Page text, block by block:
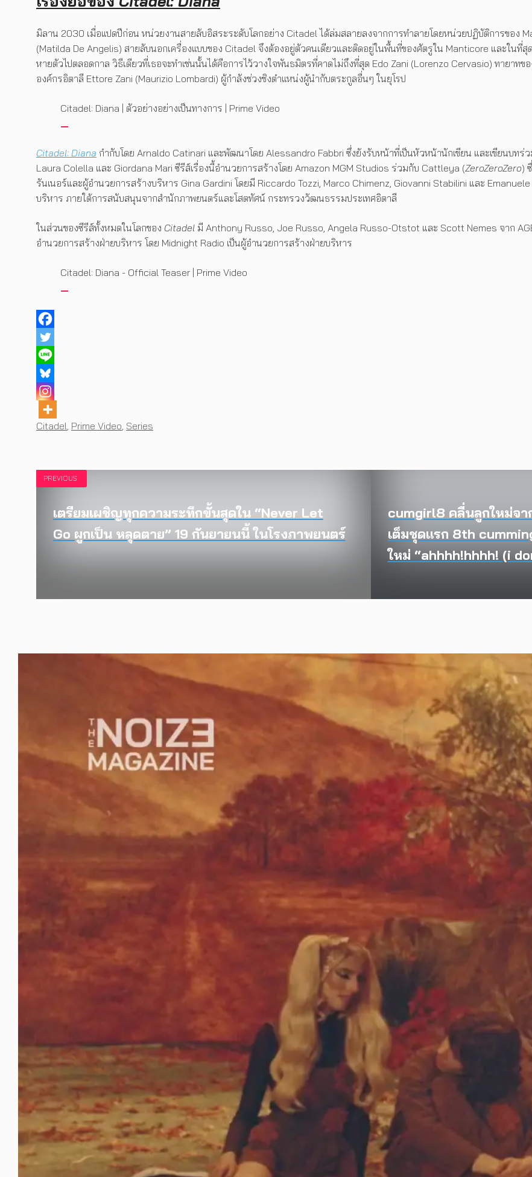
มิลาน 2030 เมื่อแปดปีก่อน หน่วยงานสายลับอิสระระดับโลกอย่าง Citadel ได้ล่มสลายลงจากการทำลายโดยหน่วยปฏิบัติการของ
(Matilda De Angelis) สายลับนอกเครื่องแบบของ Citadel จึงต้องอยู่ตัวคนเดียวและติดอยู่ในพื้นที่ของศัตรูใน Manticore และในที่สุ
หายตัวไปตลอดกาล วิธีเดียวที่เธอจะทำเช่นนั้นได้คือการไว้วางใจพันธมิตรที่คาดไม่ถึงที่สุด Edo Zani (Lorenzo Cervasio) ทายาท
องค์กรอิตาลี Ettore Zani (Maurizio Lombardi) ผู้กำลังช่วงชิงตำแหน่งผู้นำกับตระกูลอื่นๆ ในยุโรป
Citadel: Diana | ตัวอย่างอย่างเป็นทางการ | Prime Video
Citadel: Diana กำกับโดย Arnaldo Catinari และพัฒนาโดย Alessandro Fabbri ซึ่งยังรับหน้าที่เป็นหัวหน้านักเขียน และเขียนบทร่
Laura Colella และ Giordana Mari ซีรีส์เรื่องนี้อำนวยการสร้างโดย Amazon MGM Studios ร่วมกับ Cattleya (ZeroZeroZero)
รันเนอร์และผู้อำนวยการสร้างบริหาร Gina Gardini โดยมี Riccardo Tozzi, Marco Chimenz, Giovanni Stabilini และ
บริหาร ภายใต้การสนับสนุนจากสำนักภาพยนตร์และโสตทัศน์ กระทรวงวัฒนธรรมประเทศอิตาลี
ในส่วนของซีรีส์ทั้งหมดในโลกของ Citadel มี Anthony Russo, Joe Russo, Angela Russo-Otstot และ Scott Nemes จาก
อำนวยการสร้างฝ่ายบริหาร โดย Midnight Radio เป็นผู้อำนวยการสร้างฝ่ายบริหาร
Citadel: Diana - Official Teaser | Prime Video
Tags
Citadel, Prime Video, Series
PREVIOUS
เตรียมเผชิญทุกความระทึกขั้นสุดใน “Never Let
Go ผูกเป็น หลุดตาย” 19 กันยายนนี้ ในโรงภาพยนตร์
cumgirl8 คลื่นลูกใหม่จ
เต็มชุดแรก 8th
ใหม่ “ahhhh!hhhh! (i